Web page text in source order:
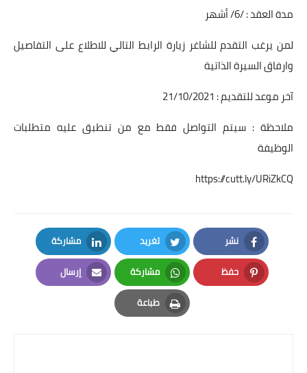
مدة العقد : /6/ أشهر
لمن يرغب التقدم للشاغر زيارة الرابط التالي للاطلاع على التفاصيل
وارفاق السيرة الذاتية
آخر موعد للتقديم : 21/10/2021
ملاحظة : سيتم التواصل فقط مع من تنطبق عليه متطلبات
الوظيفة
https://cutt.ly/URiZkCQ
نشر
Facebook
تغريد
Twitter
مشاركة
LinkedIn
حفظ
Pinterest
مشاركة
Whatsapp
إرسال
Email
طباعة
Print